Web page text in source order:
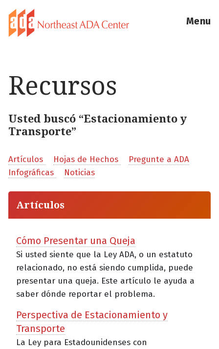
Menu
Recursos
Usted buscó “Estacionamiento y
Transporte”
Artículos Hojas de Hechos
Pregunte a ADA
Infográficas
Noticias
Artículos
Cómo Presentar una Queja
Si usted siente que la Ley ADA, o un estatuto
relacionado, no está siendo cumplida, puede
presentar una queja. Este artículo le ayuda a
saber dónde reportar el problema.
Perspectiva de Estacionamiento y
Transporte
La Ley para Estadounidenses con